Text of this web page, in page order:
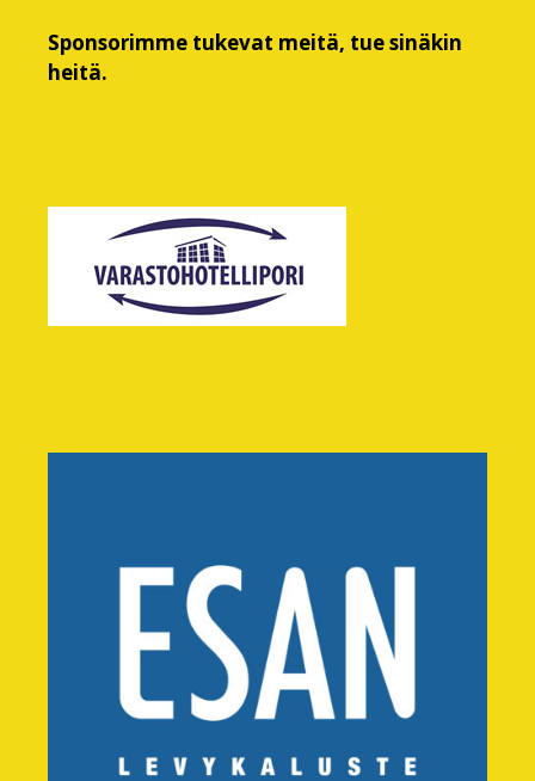
Sponsorimme tukevat meitä, tue sinäkin
heitä.